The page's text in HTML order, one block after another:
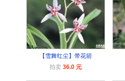
【雪舞红尘】带花箭
拍卖 36.0 元